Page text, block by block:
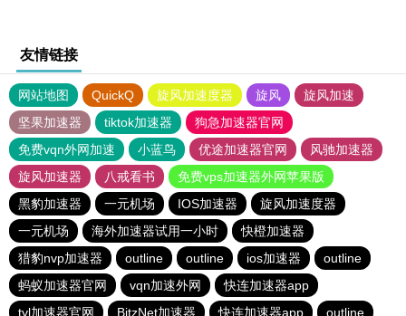
友情链接
网站地图 QuickQ 旋风加速度器 旋风
旋风加速
坚果加速器
tiktok加速器
狗急加速器官网
免费vqn外网加速
小蓝鸟 优途加速器官网
风驰加速器
旋风加速器
八戒看书
免费vps加速器外网苹果版
黑豹加速器
一元机场 IOS加速器
旋风加速度器
一元机场
海外加速器试用一小时
快橙加速器
猎豹nvp加速器
outline outline ios加速器
outline
蚂蚁加速器官网
vqn加速外网
快连加速器app
tyl加速器官网
BitzNet加速器 快连加速器app outline